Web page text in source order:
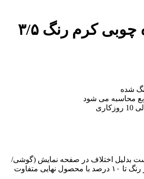
پرده کرکره چوبی کرم رنگ ۳/۵
شده
بدلیل اختلاف در صفحه نمایش (گوشی/
کامپیوتر) از نظر رنگ تا ۱۰ درصد با محصول نهایی متفاوت